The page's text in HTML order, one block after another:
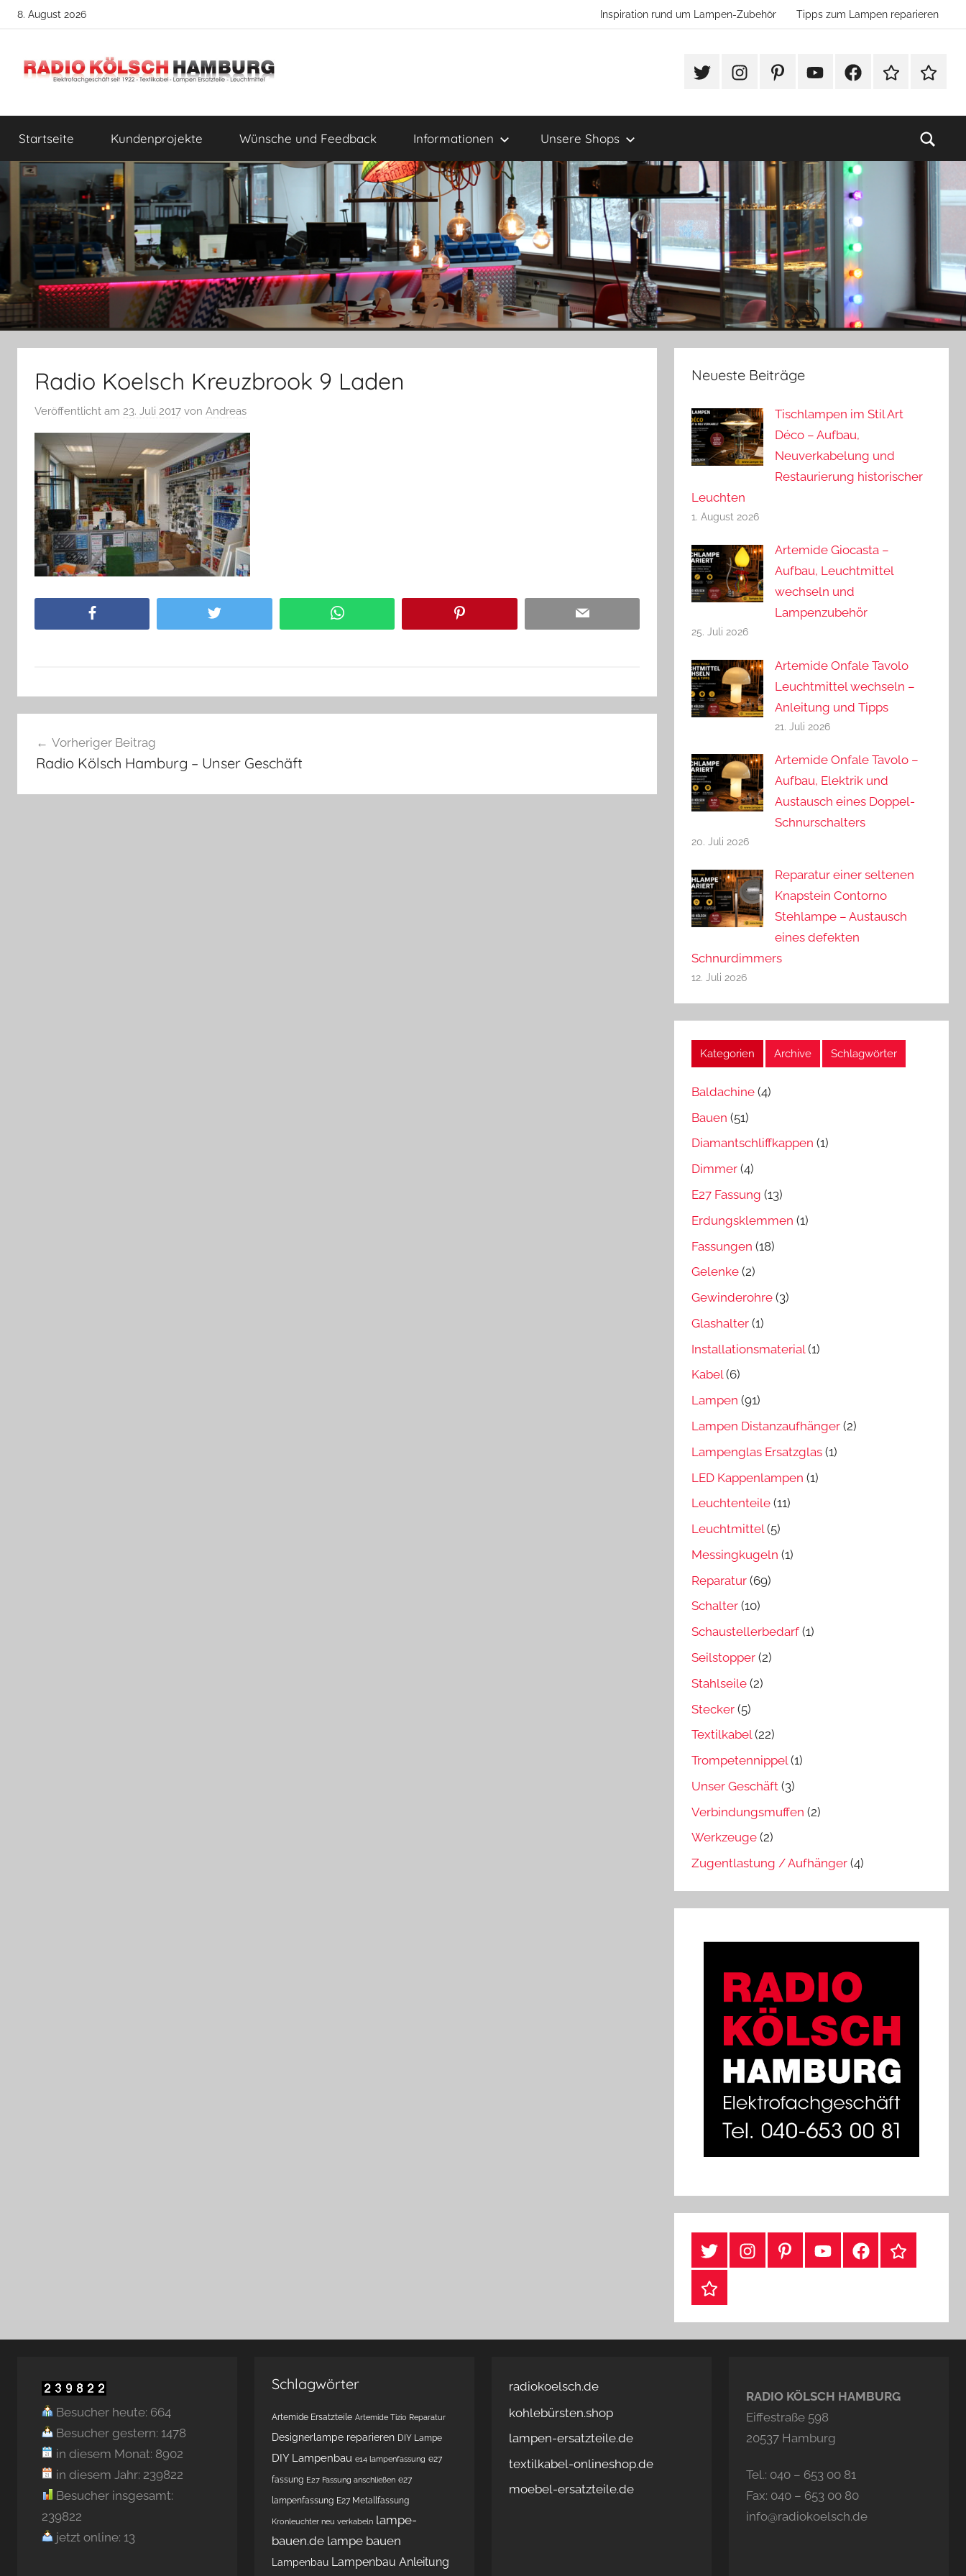
Zum8. August 2026 Inspiration rund um Lampen-Zubehör Tipps zum Lampen reparieren
Radio
Kölsch
Hamburg
Lampenbau
Tipps
#TwitterInstagramPinterestYouTubeFacebook
TikTok
Startseite Kundenprojekte Wünsche und Feedback Informationen Unsere Shops
Radio Koelsch Kreuzbrook 9 Laden
Veröffentlicht am 23. Juli 2017 von Andreas
Twitter WhatsApp Email
Vorheriger Beitrag
Radio Kölsch Hamburg – Unser Geschäft
Neueste Beiträge
Tischlampen im Stil Art
Déco – Aufbau,
Neuverkabelung und
Restaurierung historischer
Leuchten
1. August 2026
Artemide Giocasta –
Aufbau, Leuchtmittel
wechseln und
Lampenzubehör
25. Juli 2026
Artemide Onfale Tavolo
Leuchtmittel wechseln –
Anleitung und Tipps
21. Juli 2026
Artemide Onfale Tavolo –
Aufbau, Elektrik und
Austausch eines Doppel-
Schnurschalters
20. Juli 2026
Reparatur einer seltenen
Knapstein Contorno
Stehlampe – Austausch
eines defekten
Schnurdimmers
12. Juli 2026
Kategorien Archive Schlagwörter
Baldachine (4)
Bauen (51)
Diamantschliffkappen (1)
Dimmer (4)
E27 Fassung (13)
Erdungsklemmen (1)
Fassungen (18)
Gelenke (2)
Gewinderohre (3)
Glashalter (1)
Installationsmaterial (1)
Kabel(6)
Lampen (91)
Lampen Distanzaufhänger (2)
Lampenglas Ersatzglas (1)
LED Kappenlampen (1)
Leuchtenteile (11)
Leuchtmittel(5)
Messingkugeln (1)
Reparatur (69)
Schalter (10)
Schaustellerbedarf (1)
Seilstopper (2)
Stahlseile (2)
Stecker (5)
Textilkabel(22)
Trompetennippel(1)
Unser Geschäft (3)
Verbindungsmuffen (2)
Werkzeuge (2)
Zugentlastung / Aufhänger (4)
#TwitterInstagramPinterestYouTubeFacebook
TikTok
Webshop
Besucher heute: 664
Besucher gestern: 1478
in diesem Monat: 8902
in diesem Jahr: 239822
Besucher insgesamt:
239822
jetzt online: 13
Schlagwörter
Artemide Ersatzteile Artemide Tizio Reparatur
Designerlampe reparieren DIY Lampe
DIY Lampenbau e14 lampenfassung e27
fassung E27 Fassung anschließen e27
lampenfassung E27 Metallfassung
Kronleuchter neu verkabeln lampe-
bauen.de lampe bauen
Lampenbau Lampenbau Anleitung
radiokoelsch.de
kohlebürsten.shop
lampen-ersatzteile.de
textilkabel-onlineshop.de
moebel-ersatzteile.de
RADIO KÖLSCH HAMBURG
Eiffestraße 598
20537 Hamburg
Tel.: 040 – 653 00 81
Fax: 040 – 653 00 80
info@radiokoelsch.de